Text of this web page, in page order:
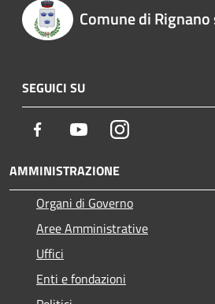
Comune di
SEGUICI SU
Facebook YoutubeInstagram
AMMINISTRAZIONE
Organi di Governo
Aree Amministrative
Uffici
Enti e fondazioni